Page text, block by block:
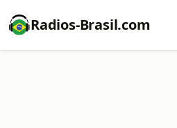
Radios-Brasil.com